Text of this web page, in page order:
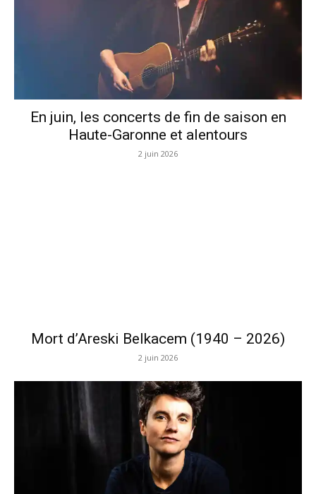
En juin, les concerts de fin de saison en
Haute-Garonne et alentours
2 juin 2026
Mort d’Areski Belkacem (1940 – 2026)
2 juin 2026